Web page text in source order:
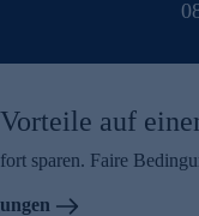
auf
sparen. Faire